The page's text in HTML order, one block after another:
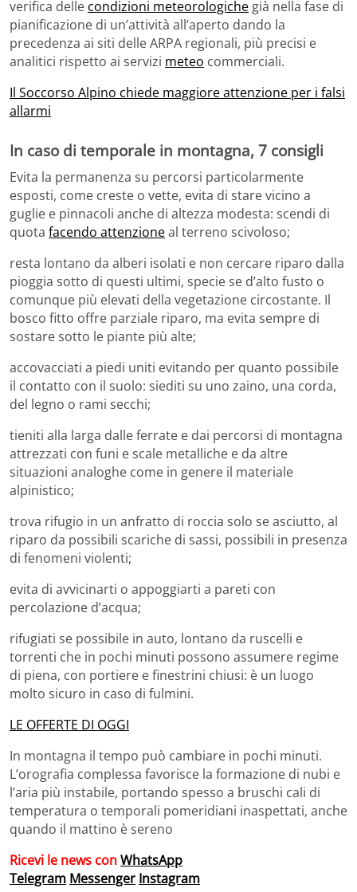
verifica delle condizioni meteorologiche già nella fase di
pianificazione di un’attività all’aperto dando la
precedenza ai siti delle ARPA regionali, più precisi e
analitici rispetto ai servizi meteo commerciali.
Il Soccorso Alpino chiede maggiore attenzione per i falsi
allarmi
In caso di temporale in montagna, 7 consigli
Evita la permanenza su percorsi particolarmente
esposti, come creste o vette, evita di stare vicino a
guglie e pinnacoli anche di altezza modesta: scendi di
quota facendo attenzioneal terreno scivoloso;
resta lontano da alberi isolati e non cercare riparo dalla
pioggia sotto di questi ultimi, specie se d’alto fusto o
comunque più elevati della vegetazione circostante. Il
bosco fitto offre parziale riparo, ma evita sempre di
sostare sotto le piante più alte;
accovacciati a piedi uniti evitando per quanto possibile
il contatto con il suolo: siediti su uno zaino, una corda,
del legno o rami secchi;
tieniti alla larga dalle ferrate e dai percorsi di montagna
attrezzati con funi e scale metalliche e da altre
situazioni analoghe come in genere il materiale
alpinistico;
trova rifugio in un anfratto di roccia solo se asciutto, al
riparo da possibili scariche di sassi, possibili in presenza
di fenomeni violenti;
evita di avvicinarti o appoggiarti a pareti con
percolazione d’acqua;
rifugiati se possibile in auto, lontano da ruscelli e
torrenti che in pochi minuti possono assumere regime
di piena, con portiere e finestrini chiusi: è un luogo
molto sicuro in caso di fulmini.
LE OFFERTE DI OGGI
In montagna il tempo può cambiare in pochi minuti.
L’orografia complessa favorisce la formazione di nubi e
l’aria più instabile, portando spesso a bruschi cali di
temperatura o temporali pomeridiani inaspettati, anche
quando il mattino è sereno
Ricevi le news conWhatsApp
Telegram Messenger Instagram